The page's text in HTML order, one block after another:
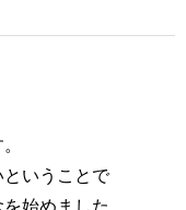
いうことで